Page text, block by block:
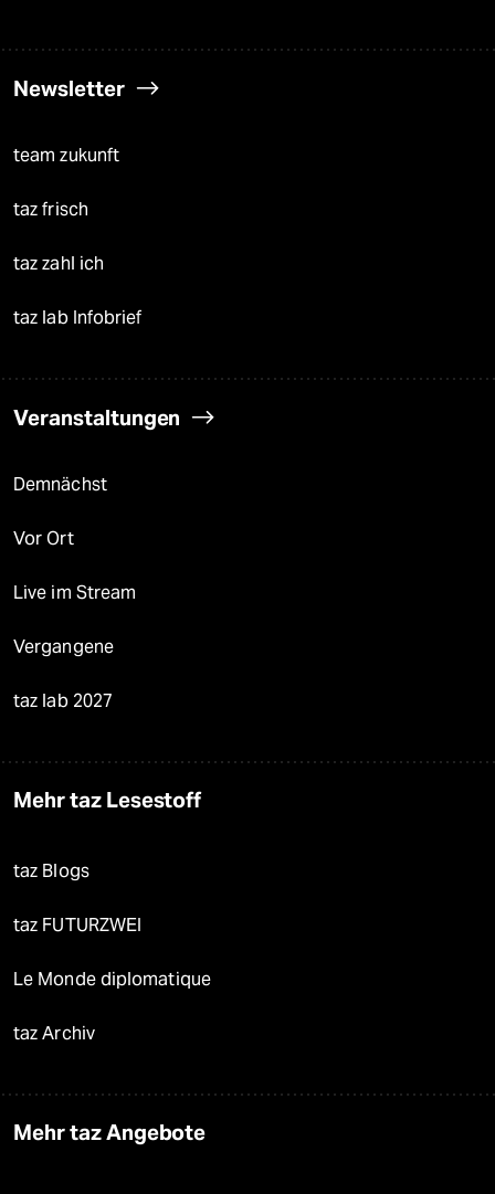
Newsletter
team zukunft
taz frisch
taz zahl ich
taz lab Infobrief
Veranstaltungen
Demnächst
Vor Ort
Live im Stream
Vergangene
taz lab 2027
Mehr taz Lesestoff
taz Blogs
taz FUTURZWEI
Le Monde diplomatique
taz Archiv
Mehr taz Angebote